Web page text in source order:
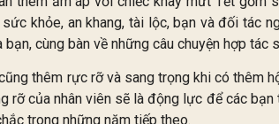
khỏe, an khang, tài lộc, bạn và đối tác
cùng bàn về những câu chuyện hợp tác
thêm rực rỡ và sang trọng khi có thêm
rỡ của nhân viên sẽ là động lực để các
trong những năm tiếp theo.